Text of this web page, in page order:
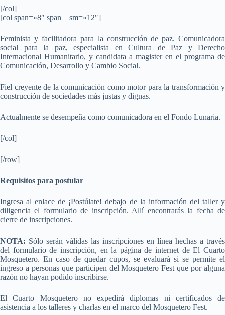
[/col]
[col span=»8″ span__sm=»12″]
Feminista y facilitadora para la construcción de paz. Comunicadora
social para la paz, especialista en Cultura de Paz y Derecho
Internacional Humanitario, y candidata a magister en el programa de
Comunicación, Desarrollo y Cambio Social.
Fiel creyente de la comunicación como motor para la transformación y
construcción de sociedades más justas y dignas.
Actualmente se desempeña como comunicadora en el Fondo Lunaria.
[/col]
[/row]
Requisitos para postular
Ingresa al enlace de ¡Postúlate! debajo de la información del taller y
diligencia el formulario de inscripción. Allí encontrarás la fecha de
cierre de inscripciones.
NOTA: Sólo serán válidas las inscripciones en línea hechas a través
del formulario de inscripción, en la página de internet de El Cuarto
Mosquetero. En caso de quedar cupos, se evaluará si se permite el
ingreso a personas que participen del Mosquetero Fest que por alguna
razón no hayan podido inscribirse.
El Cuarto Mosquetero no expedirá diplomas ni certificados de
asistencia a los talleres y charlas en el marco del Mosquetero Fest.